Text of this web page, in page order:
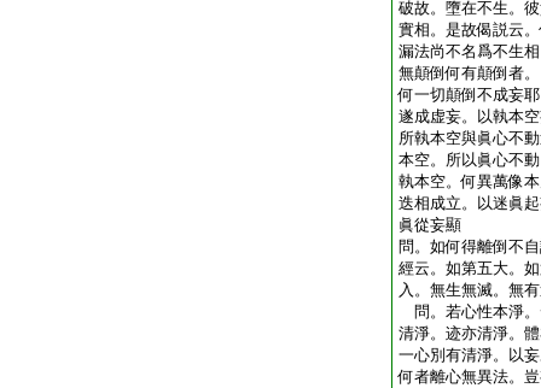
破故。墮在不生。
實相。是故偈説云
漏法尚不名爲不生
無顛倒何有顛倒者
何一切顛倒不成妄耶
遂成虚妄。以執本
所執本空與眞心不
本空。所以眞心不
執本空。何異萬像
迭相成立。以迷眞
眞從妄顯
問。如何得離倒不
經云。如第五大。
入。無生無滅。無
問。若心性本淨
清淨。迹亦清淨。
一心別有清淨。以
何者離心無異法。